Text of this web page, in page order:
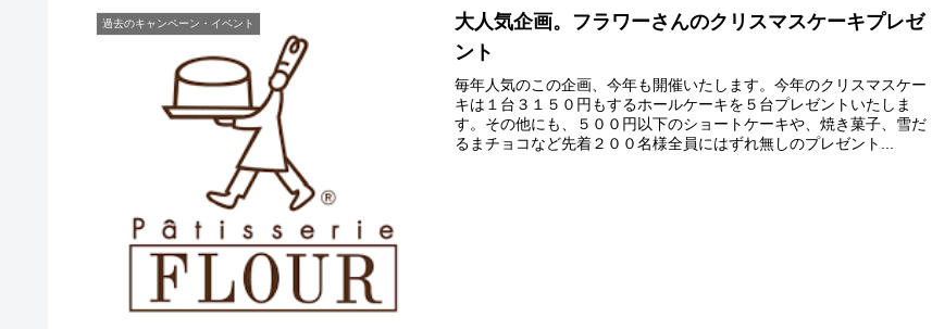
過去のキャンペーン・イベント
大人気企画。フラワーさんのクリスマスケーキプレゼ
ント
毎年人気のこの企画、今年も開催いたします。今年のクリスマスケー
キは１台３１５０円もするホールケーキを５台プレゼントいたしま
す。その他にも、５００円以下のショートケーキや、焼き菓子、雪だ
るまチョコなど先着２００名様全員にはずれ無しのプレゼント...